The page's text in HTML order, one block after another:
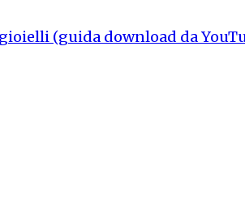
(guida download da